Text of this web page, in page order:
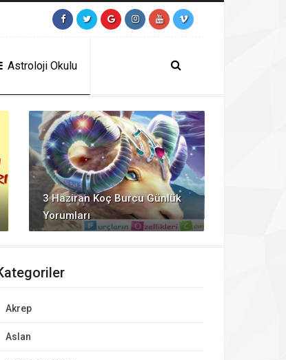
contact.moerleinlagerhouse.com/https://milliol.com/
Astroloji Okulu
3 Haziran Koç Burcu Günlük
Yorumları
Akrep
Aslan